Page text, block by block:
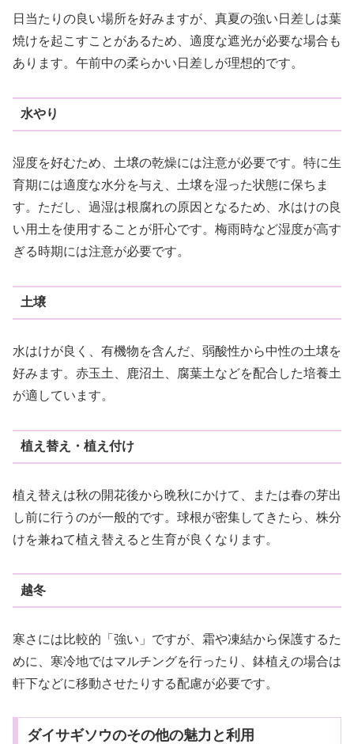
日当たりの良い場所を好みますが、真夏の強い日差しは葉
焼けを起こすことがあるため、適度な遮光が必要な場合も
あります。午前中の柔らかい日差しが理想的です。
水やり
湿度を好むため、土壌の乾燥には注意が必要です。特に生
育期には適度な水分を与え、土壌を湿った状態に保ちま
す。ただし、過湿は根腐れの原因となるため、水はけの良
い用土を使用することが肝心です。梅雨時など湿度が高す
ぎる時期には注意が必要です。
土壌
水はけが良く、有機物を含んだ、弱酸性から中性の土壌を
好みます。赤玉土、鹿沼土、腐葉土などを配合した培養土
が適しています。
植え替え・植え付け
植え替えは秋の開花後から晩秋にかけて、または春の芽出
し前に行うのが一般的です。球根が密集してきたら、株分
けを兼ねて植え替えると生育が良くなります。
越冬
寒さには比較的「強い」ですが、霜や凍結から保護するた
めに、寒冷地ではマルチングを行ったり、鉢植えの場合は
軒下などに移動させたりする配慮が必要です。
ダイサギソウのその他の魅力と利用